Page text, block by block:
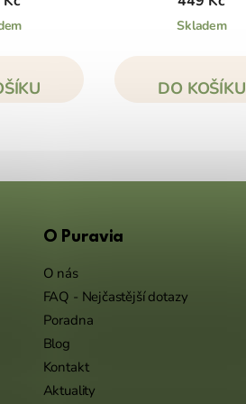
Skladem
DO KOŠÍKU
O Puravia
O nás
FAQ - Nejčastější dotazy
Poradna
Blog
Kontakt
Aktuality